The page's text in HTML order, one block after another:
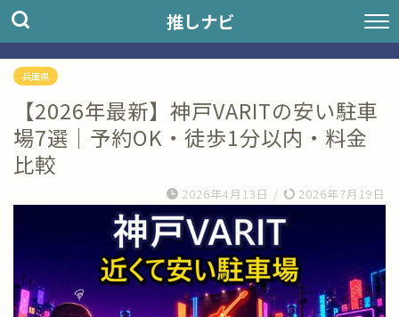
推しナビ
兵庫県
【2026年最新】神戸VARITの安い駐車
場7選｜予約OK・徒歩1分以内・料金
比較
2026年4月13日 / 2026年7月19日